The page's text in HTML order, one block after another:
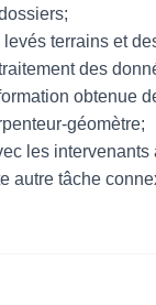
levés terrains et
des
obtenue
géomètre;
les intervenants
autre tâche